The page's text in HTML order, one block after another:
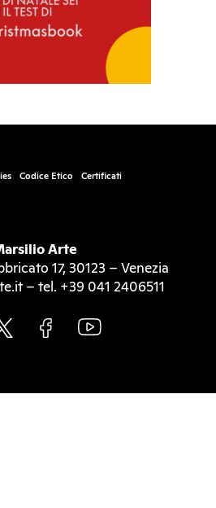
Codice Etico Certificati
Arte
17, 30123 – Venezia
– tel. +39 041 2406511